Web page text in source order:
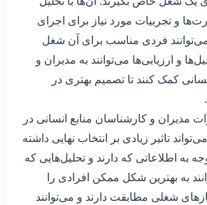
و تجربیات مورد نیاز برای اجرای
فردی مناسب برای آن شغل
و ارزیابی‌ها می‌توانند به مدیران و
کمک کنند تا تصمیم بهتری در
مدیران و کارشناسان منابع انسانی در
تاثیر زیادی بر انتخاب نهایی داشته
به اطلاعاتی که دارند و تحلیل‌هایی که
به بهترین شکل ممکن افرادی را
شغلی مطابقت دارند و می‌توانند